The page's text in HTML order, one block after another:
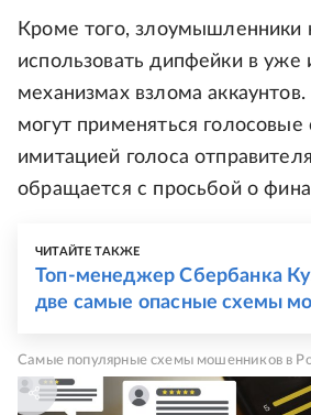
Кроме того, злоумышленники
использовать дипфейки в уже
механизмах взлома аккаунтов.
могут применяться
имитацией голоса
обращается с просьбой о
ЧИТАЙТЕ ТАКЖЕ
Топ-менеджер Сбербанка
две самые опасные схемы
Самые популярные схемы мошенников в